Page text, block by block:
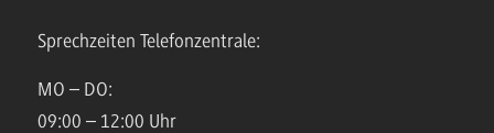
Sprechzeiten Telefonzentrale:
MO – DO:
09:00 – 12:00 Uhr